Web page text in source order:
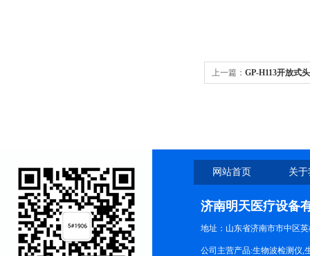
上一篇： GP-H113开放式
网站首页 关
济南明天医疗设备
地址：山东省济南市市中区
公司主营产品:生物波检测仪,